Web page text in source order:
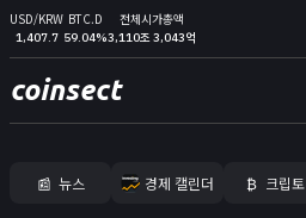
USD/KRW
1,407.7
BTC.D
59.04%
전체시가총액
3,110조 3,043억
coinsect
📰 뉴스 경제 캘린더 ₿ 크립토